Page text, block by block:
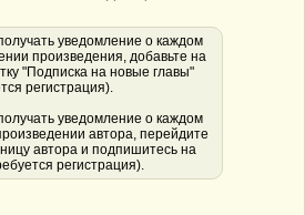
уведомление о каждом
произведения, добавьте на
"Подписка на новые главы"
регистрация).
уведомление о каждом
автора, перейдите
автора и подпишитесь на
регистрация).